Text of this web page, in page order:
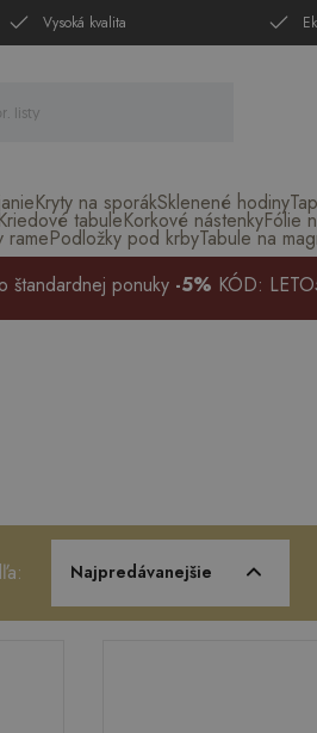
Vysoká kvalita
Kryty na sporákSklenené hodiny
tabuleKorkové nástenkyFólie
ramePodložky pod krbyTabule na
štandardnej ponuky -5% KÓD:
Najpredávanejšie